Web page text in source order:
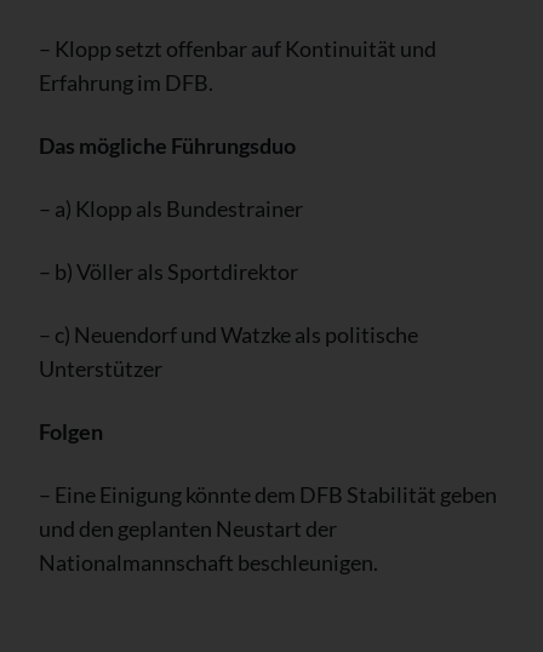
– Klopp setzt offenbar auf Kontinuität und
Erfahrung im DFB.
Das mögliche Führungsduo
– a) Klopp als Bundestrainer
– b) Völler als Sportdirektor
– c) Neuendorf und Watzke als politische
Unterstützer
Folgen
– Eine Einigung könnte dem DFB Stabilität geben
und den geplanten Neustart der
Nationalmannschaft beschleunigen.